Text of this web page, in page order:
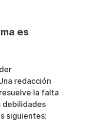
es
redacción
la falta
debilidades
siguientes: